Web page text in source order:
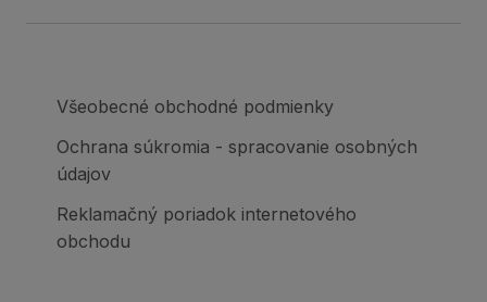
Všeobecné obchodné podmienky
Ochrana súkromia - spracovanie osobných
údajov
Reklamačný poriadok internetového
obchodu